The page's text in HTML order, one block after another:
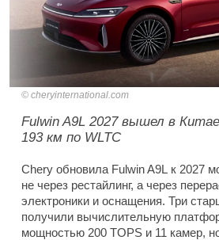
cheryinternational.com
Fulwin A9L 2027 вышел в
193 км по WLTC
Chery обновила Fulwin A9L к 2027
не через рестайлинг, а через
электроники и оснащения. Три
получили вычислительную
мощностью 200 TOPS и 11 камер,